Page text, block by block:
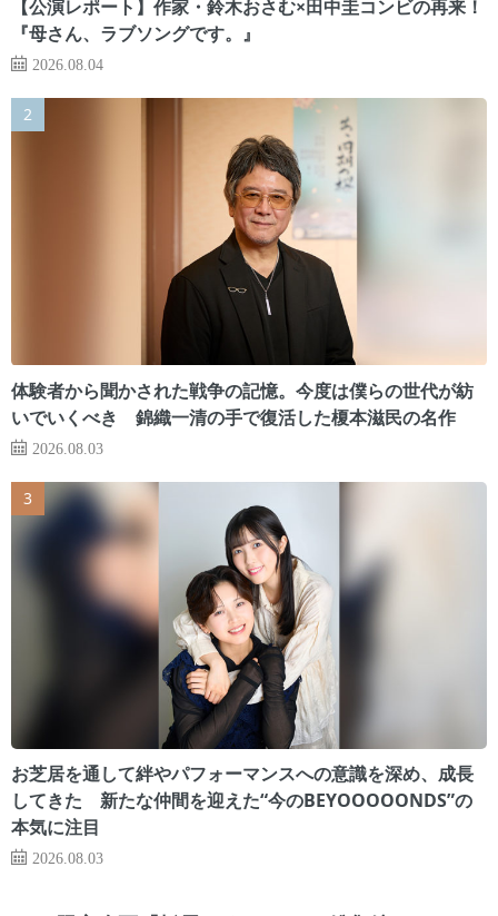
【公演レポート】作家・鈴木おさむ×田中圭コンビの再来！
『母さん、ラブソングです。』
2026.08.04
体験者から聞かされた戦争の記憶。今度は僕らの世代が紡
いでいくべき 錦織一清の手で復活した榎本滋民の名作
2026.08.03
お芝居を通して絆やパフォーマンスへの意識を深め、成長
してきた 新たな仲間を迎えた“今のBEYOOOOONDS”の
本気に注目
2026.08.03